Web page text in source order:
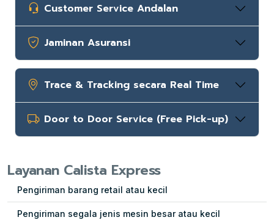
Customer Service Andalan
Jaminan Asuransi
Trace & Tracking secara Real Time
Door to Door Service (Free Pick-up)
Layanan Calista Express
Pengiriman barang retail atau kecil
Pengiriman segala jenis mesin besar atau kecil